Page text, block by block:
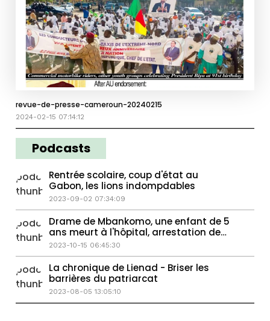
revue-de-presse-cameroun-20240215
2024-02-15 07:14:12
Podcasts
Rentrée scolaire, coup d'état au
Gabon, les lions indompdables
2023-09-02 07:34:09
Drame de Mbankomo, une enfant de 5
ans meurt à l'hôpital, arrestation de
sylvia mbongo
2023-10-15 06:45:30
La chronique de Lienad - Briser les
barrières du patriarcat
2023-08-05 13:05:10